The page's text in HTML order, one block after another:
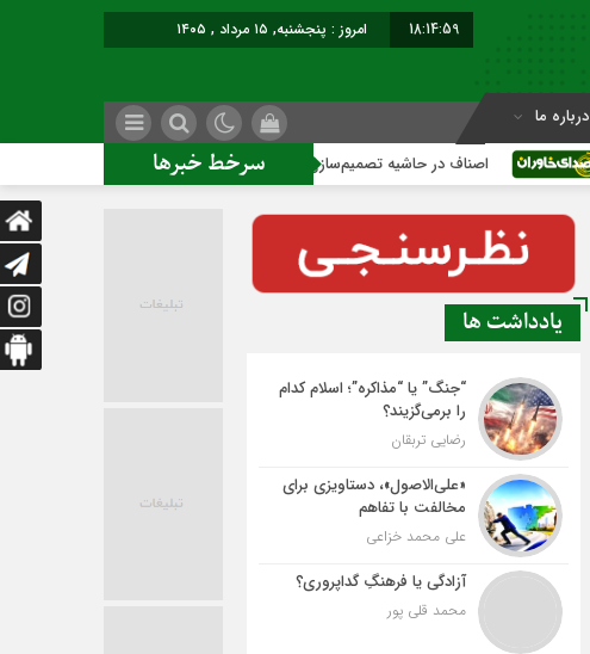
18:14:59 امروز : پنجشنبه, ۱۵ مرداد , ۱۴۰۵
درباره ما
سرخط خبرها
اصناف در حاشیه تصمیم‌سازی؛ شهر بدون بازار به کجا می‌رسد؟
یادداشت ها
“جنگ” یا “مذاکره”؛ اسلام کدام
را برمی‌گزیند؟
رضایی تربقان
«علی‌الاصول»، دستاویزی برای
مخالفت با تفاهم
علی محمد خزاعی
آزادگی یا فرهنگِ گداپروری؟
محمد قلی پور